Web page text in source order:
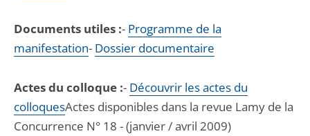
Documents utiles :- Programme de la
manifestation- Dossier documentaire
Actes du colloque :- Découvrir les actes du
colloquesActes disponibles dans la revue Lamy de la
Concurrence N° 18 - (janvier / avril 2009)